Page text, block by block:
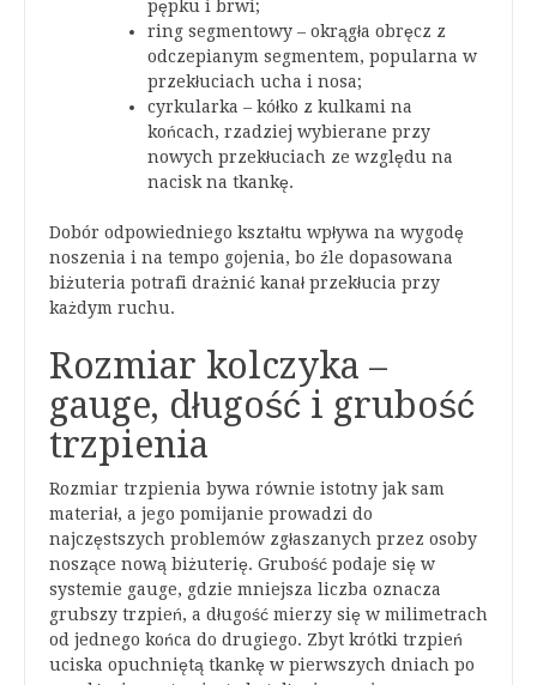
pępku i brwi;
ring segmentowy – okrągła obręcz z
odczepianym segmentem, popularna w
przekłuciach ucha i nosa;
cyrkularka – kółko z kulkami na
końcach, rzadziej wybierane przy
nowych przekłuciach ze względu na
nacisk na tkankę.
Dobór odpowiedniego kształtu wpływa na wygodę
noszenia i na tempo gojenia, bo źle dopasowana
biżuteria potrafi drażnić kanał przekłucia przy
każdym ruchu.
Rozmiar kolczyka –
gauge, długość i grubość
trzpienia
Rozmiar trzpienia bywa równie istotny jak sam
materiał, a jego pomijanie prowadzi do
najczęstszych problemów zgłaszanych przez osoby
noszące nową biżuterię. Grubość podaje się w
systemie gauge, gdzie mniejsza liczba oznacza
grubszy trzpień, a długość mierzy się w milimetrach
od jednego końca do drugiego. Zbyt krótki trzpień
uciska opuchniętą tkankę w pierwszych dniach po